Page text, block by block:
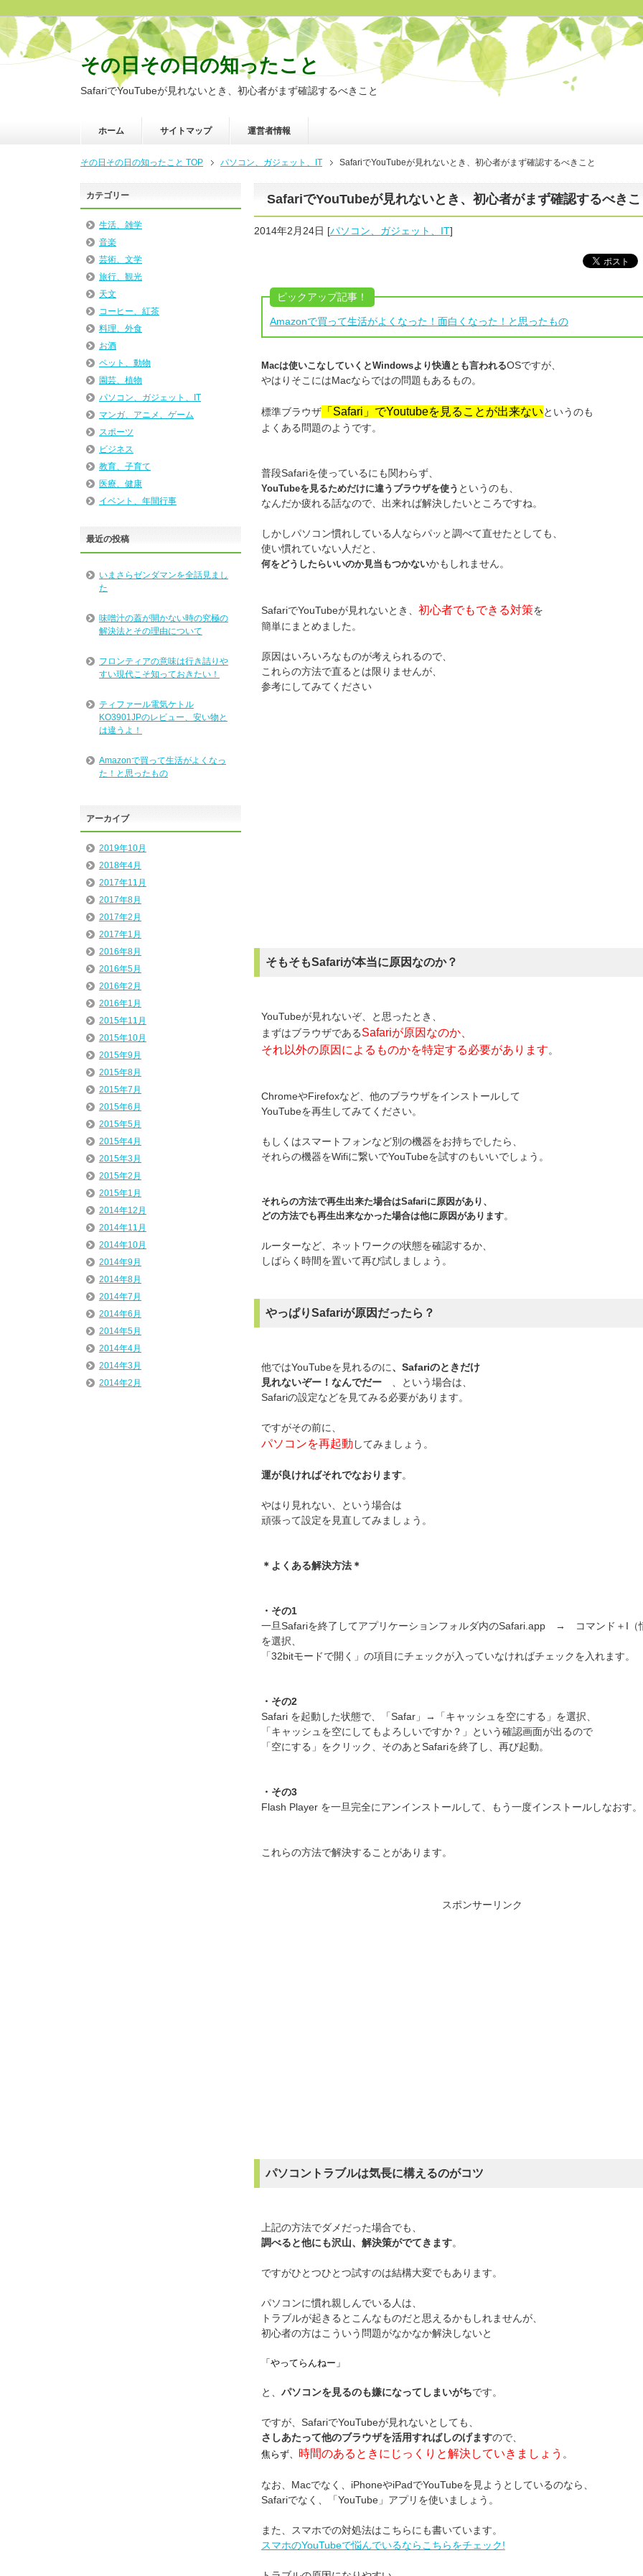
その日その日の知ったこと
SafariでYouTubeが見れないとき、初心者がまず確認するべきこと
ホーム サイトマップ 運営者情報
その日その日の知ったこと TOP パソコン、ガジェット、IT SafariでYouTubeが見れないとき、初心者がまず確認するべきこと
SafariでYouTubeが見れないとき、初心者がまず確認するべき
2014年2月24日 [パソコン、ガジェット、IT]
ピックアップ記事！
Amazonで買って生活がよくなった！面白くなった！と思ったもの
Macは使いこなしていくとWindowsより快適とも言われるOSですが、
やはりそこにはMacならではの問題もあるもの。
標準ブラウザ「Safari」でYoutubeを見ることが出来ないというのも
よくある問題のようです。
普段Safariを使っているにも関わらず、
YouTubeを見るためだけに違うブラウザを使う というのも、
なんだか疲れる話なので、出来れば解決したいところですね。
しかしパソコン慣れしている人ならパッと調べて直せたとしても、
使い慣れていない人だと、
何をどうしたらいいのか見当もつかないかもしれません。
SafariでYouTubeが見れないとき、 初心者でもできる対策を
簡単にまとめました。
原因はいろいろなものが考えられるので、
これらの方法で直るとは限りませんが、
参考にしてみてください
そもそもSafariが本当に原因なのか？
YouTubeが見れないぞ、と思ったとき、
まずはブラウザであるSafariが原因なのか、
それ以外の原因によるものかを特定する必要があります。
ChromeやFirefoxなど、他のブラウザをインストールして
YouTubeを再生してみてください。
もしくはスマートフォンなど別の機器をお持ちでしたら、
それらの機器をWifiに繋いでYouTubeを試すのもいいでしょう。
それらの方法で再生出来た場合はSafariに原因があり、
どの方法でも再生出来なかった場合は他に原因があります。
ルーターなど、ネットワークの状態を確認するか、
しばらく時間を置いて再び試しましょう。
やっぱりSafariが原因だったら？
他ではYouTubeを見れるのに、Safariのときだけ
見れないぞー！なんでだー、という場合は、
Safariの設定などを見てみる必要があります。
ですがその前に、
パソコンを再起動 してみましょう。
運が良ければそれでなおります。
やはり見れない、という場合は
頑張って設定を見直してみましょう。
＊よくある解決方法＊
・その1
一旦Safariを終了してアプリケーションフォルダ内のSafari.app → コマンド＋I（
を選択、
「32bitモードで開く」の項目にチェックが入っていなければチェックを入れます。
・その2
Safari を起動した状態で、「Safar」→「キャッシュを空にする」を選択、
「キャッシュを空にしてもよろしいですか？」という確認画面が出るので
「空にする」をクリック、そのあとSafariを終了し、再び起動。
・その3
Flash Player を一旦完全にアンインストールして、もう一度インストールしなおす。
これらの方法で解決することがあります。
スポンサーリンク
パソコントラブルは気長に構えるのがコツ
上記の方法でダメだった場合でも、
調べると他にも沢山、解決策がでてきます。
ですがひとつひとつ試すのは結構大変でもあります。
パソコンに慣れ親しんでいる人は、
トラブルが起きるとこんなものだと思えるかもしれませんが、
初心者の方はこういう問題がなかなか解決しないと
「やってらんねー」
と、 パソコンを見るのも嫌になってしまいがちです。
ですが、SafariでYouTubeが見れないとしても、
さしあたって他のブラウザを活用すればしのげますので、
焦らず、 時間のあるときにじっくりと解決していきましょう 。
なお、Macでなく、iPhoneやiPadでYouTubeを見ようとしているのなら、
Safariでなく、「YouTube」アプリを使いましょう。
また、スマホでの対処法はこちらにも書いています。
スマホのYouTubeで悩んでいるならこちらをチェック!
カテゴリー
生活、雑学
音楽
芸術、文学
旅行、観光
天文
コーヒー、紅茶
料理、外食
お酒
ペット、動物
園芸、植物
パソコン、ガジェット、IT
マンガ、アニメ、ゲーム
スポーツ
ビジネス
教育、子育て
医療、健康
イベント、年間行事
最近の投稿
いまさらゼンダマンを全話見まし
た
味噌汁の蓋が開かない時の究極の
解決法とその理由について
フロンティアの意味は行き詰りや
すい現代こそ知っておきたい！
ティファール電気ケトル
KO3901JPのレビュー、安い物と
は違うよ！
Amazonで買って生活がよくなっ
た！と思ったもの
アーカイブ
2019年10月
2018年4月
2017年11月
2017年8月
2017年2月
2017年1月
2016年8月
2016年5月
2016年2月
2016年1月
2015年11月
2015年10月
2015年9月
2015年8月
2015年7月
2015年6月
2015年5月
2015年4月
2015年3月
2015年2月
2015年1月
2014年12月
2014年11月
2014年10月
2014年9月
2014年8月
2014年7月
2014年6月
2014年5月
2014年4月
2014年3月
2014年2月